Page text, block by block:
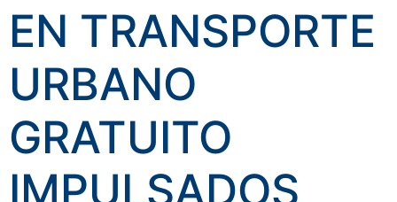
EN TRANSPORTE
URBANO
GRATUITO
IMPULSADOS